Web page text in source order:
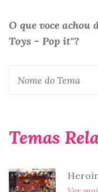
O que voce achou
Toys - Pop it"?
Temas